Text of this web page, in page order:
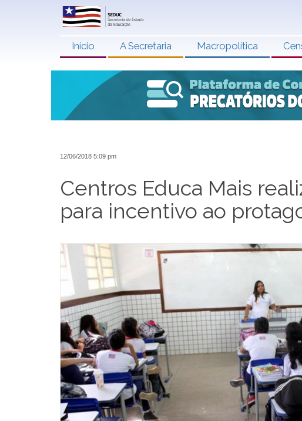
Início A Secretaria Macropolítica
12/06/2018 5:09 pm
Centros Educa Mais
para incentivo ao